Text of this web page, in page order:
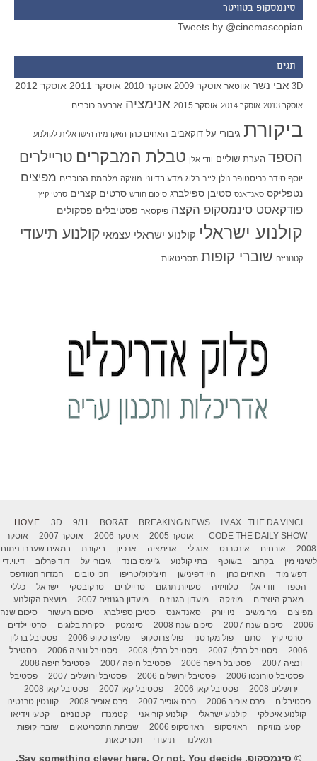
סינמסקופ בטוויטר
Tweets by @cinemascopian
תגים
3D אבי נשר אווטאר אוסקר 2009 אוסקר 2010 אוסקר 2011 אוסקר 2012
אוסקר 2013 אוסקר 2014 אוסקר 2015 אנימציה ארבעה כוכבים
ביקורת גיבורי על דוקאביב האחים כהן האקדמיה הישראלית לקולנוע
הספד הערת שוליים וודי אלן טבלת המבקרים טריילרים
יוסף סידר כריסטופר נולן לייב בלוג מדע בדיוני מוזיקה מלחמת הכוכבים מפיצים
נטפליקס סאנדאנס סטיבן ספילברג סיכום חודש סרטים קצרים סרטי קיץ
פודקאסט סינמסקופ הקצה פיקסאר פסטיבלים פסקולים
קולנוע ישראלי קולנוע ישראלי עצמאי קולנוע תיעודי
קטנוניזם שוברי קופות תסריטאות
HOME 3D 9/11 BORAT BREAKING NEWS IMAX
THE DA VINCI
CODE THE DAILY SHOW אוסקר 2005 אוסקר 2006 אוסקר 2007
אוסקר
2008
אורחים אינטרנט אנג לי אנימציה ארכיון ביקורת
במאים שעברו ניתוח
לשינוי מין
בקרוב בשוטף בתי קולנוע ג'יימס בונד גיבורי על דוד פרלוב
די.וי.די
דפש מוד
האחים כהן היי דפינישן היצ'קוק/טריפו הכי טובים
המדור המודפס
הספד
וודי אלן טלוויזיה טעויות תרגום טריילרים טרקובסקי ישראל
כללי
מאבק היוצרים
מוזיקה מועדון הגנוזים מועדון הגנוזים 2007
מועצת הקולנוע
מפיצים
מר משיב ניו יורק סאנדאנס סטיבן ספילברג סיכום העשור
סיכום שנה
2006
סיכום שנה 2007 סיכום שנה 2008 סינמטק סקירת בלוגים
סרטי ילדים
סרטי קיץ
סתם פול מקרטני פוליצרוסקופ פוליצרסקופ 2006
פסטיבל ברלין
2006
פסטיבל ברלין 2007 פסטיבל ברלין 2008 פסטיבל ונציה 2006
פסטיבל
ונציה 2007
פסטיבל חיפה 2006 פסטיבל חיפה 2007
פסטיבל חיפה 2008
פסטיבל טורונטו 2006
פסטיבל ירושלים 2006 פסטיבל ירושלים 2007
פסטיבל
ירושלים 2008
פסטיבל קאן 2006 פסטיבל קאן 2007
פסטיבל קאן 2008
פסטיבלים
פרס אופיר 2006 פרס אופיר 2007 פרס אופיר 2008
קוונטין טרנטינו
קולנוע איטלקי
קולנוע ישראלי קולנוע קוריאני קטמנדו קטנוניזם
קטעי וידיאו
קטעי מוזיקה
ראזיסקופ ראזיסקופ 2006 שביתת התסריטאים
שוברי קופות
תאילנד
תיעודי תסריטאות
© סינמסקופ. Say something clever here. Or not. You decide.